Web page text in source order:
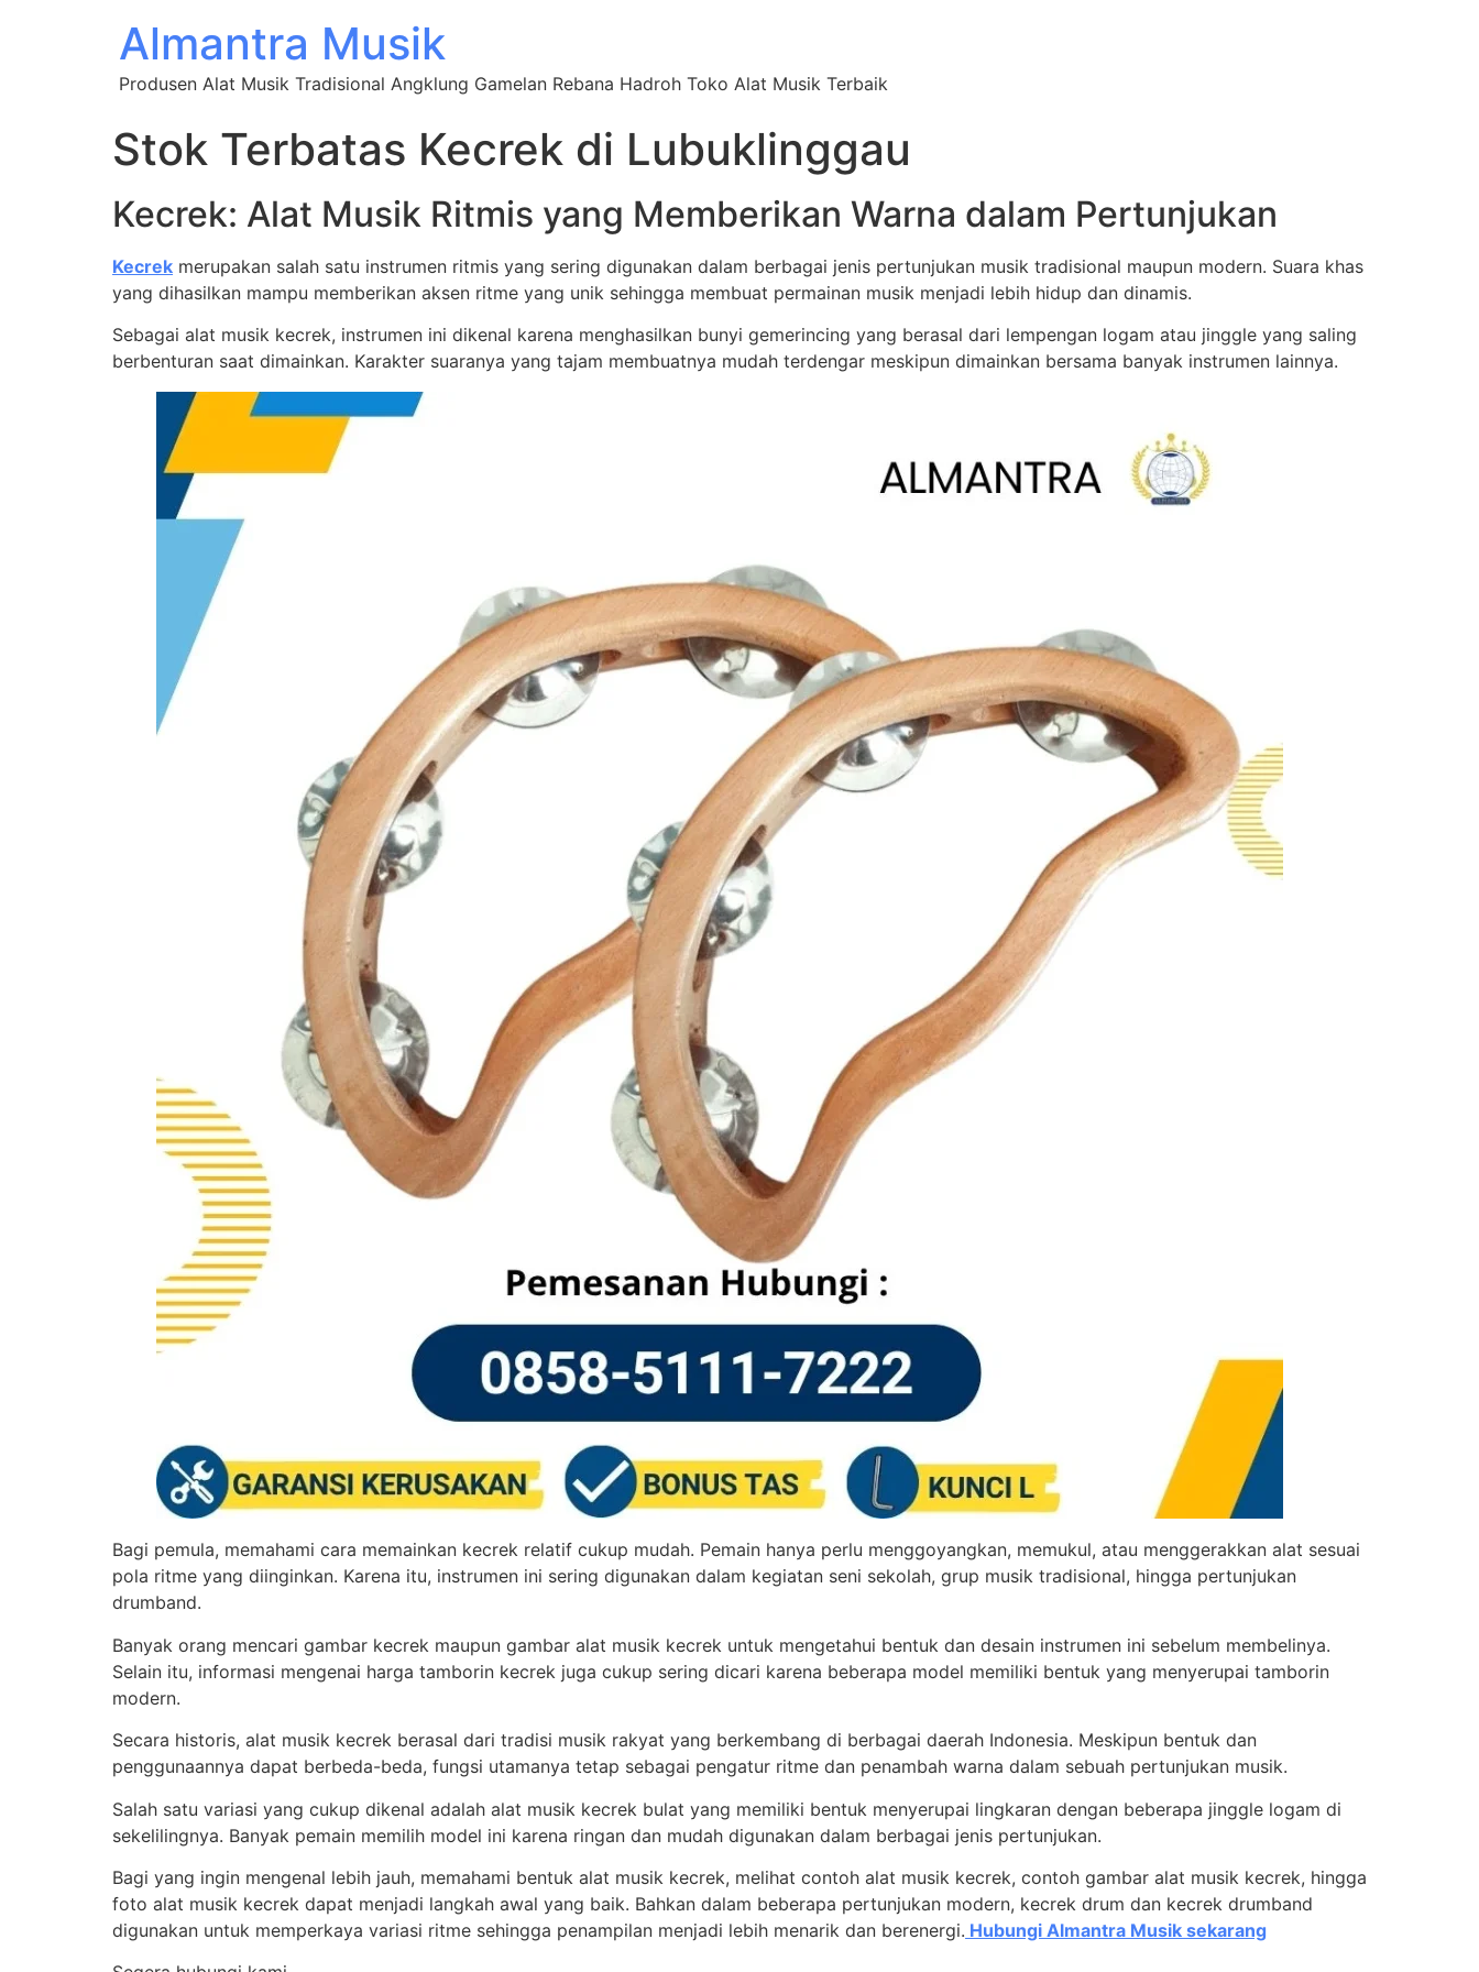
Almantra Musik
Produsen Alat Musik Tradisional Angklung Gamelan Rebana Hadroh Toko Alat Musik Terbaik
Stok Terbatas Kecrek di Lubuklinggau
Kecrek: Alat Musik Ritmis yang Memberikan Warna dalam Pertunjukan
Kecrek merupakan salah satu instrumen ritmis yang sering digunakan dalam berbagai jenis pertunjukan musik tradisional maupun modern. Suara khas
yang dihasilkan mampu memberikan aksen ritme yang unik sehingga membuat permainan musik menjadi lebih hidup dan dinamis.
Sebagai alat musik kecrek, instrumen ini dikenal karena menghasilkan bunyi gemerincing yang berasal dari lempengan logam atau jinggle yang saling
berbenturan saat dimainkan. Karakter suaranya yang tajam membuatnya mudah terdengar meskipun dimainkan bersama banyak instrumen lainnya.
Bagi pemula, memahami cara memainkan kecrek relatif cukup mudah. Pemain hanya perlu menggoyangkan, memukul, atau menggerakkan alat sesuai
pola ritme yang diinginkan. Karena itu, instrumen ini sering digunakan dalam kegiatan seni sekolah, grup musik tradisional, hingga pertunjukan
drumband.
Banyak orang mencari gambar kecrek maupun gambar alat musik kecrek untuk mengetahui bentuk dan desain instrumen ini sebelum membelinya.
Selain itu, informasi mengenai harga tamborin kecrek juga cukup sering dicari karena beberapa model memiliki bentuk yang menyerupai tamborin
modern.
Secara historis, alat musik kecrek berasal dari tradisi musik rakyat yang berkembang di berbagai daerah Indonesia. Meskipun bentuk dan
penggunaannya dapat berbeda-beda, fungsi utamanya tetap sebagai pengatur ritme dan penambah warna dalam sebuah pertunjukan musik.
Salah satu variasi yang cukup dikenal adalah alat musik kecrek bulat yang memiliki bentuk menyerupai lingkaran dengan beberapa jinggle logam di
sekelilingnya. Banyak pemain memilih model ini karena ringan dan mudah digunakan dalam berbagai jenis pertunjukan.
Bagi yang ingin mengenal lebih jauh, memahami bentuk alat musik kecrek, melihat contoh alat musik kecrek, contoh gambar alat musik kecrek, hingga
foto alat musik kecrek dapat menjadi langkah awal yang baik. Bahkan dalam beberapa pertunjukan modern, kecrek drum dan kecrek drumband
digunakan untuk memperkaya variasi ritme sehingga penampilan menjadi lebih menarik dan berenergi. Hubungi Almantra Musik sekarang